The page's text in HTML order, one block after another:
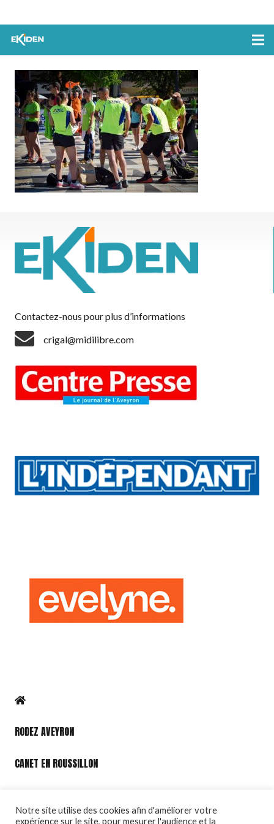
Contactez-nous pour plus d’informations
crigal@midilibre.com
RODEZ AVEYRON
CANET EN ROUSSILLON
Notre site utilise des cookies afin d'améliorer votre
expérience sur le site, pour mesurer l'audience et la